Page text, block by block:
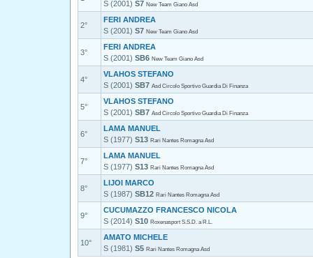
S (2001) S7 New Team Giano Asd
2°
FERI ANDREA
S (2001) S7 New Team Giano Asd
3°
FERI ANDREA
S (2001) SB6 New Team Giano Asd
4°
VLAHOS STEFANO
S (2001) SB7 Asd Circolo Sportivo Guardia Di Finanza
5°
VLAHOS STEFANO
S (2001) SB7 Asd Circolo Sportivo Guardia Di Finanza
6°
LAMA MANUEL
S (1977) S13 Rari Nantes Romagna Asd
7°
LAMA MANUEL
S (1977) S13 Rari Nantes Romagna Asd
8°
LIJOI MARCO
S (1987) SB12 Rari Nantes Romagna Asd
9°
CUCUMAZZO FRANCESCO NICOLA
S (2014) S10 Roxenasport S.S.D. a R.L.
10°
AMATO MICHELE
S (1981) S5 Rari Nantes Romagna Asd